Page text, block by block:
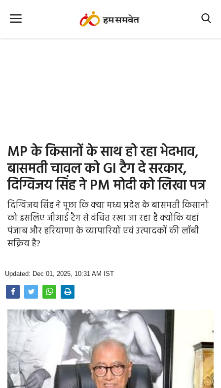
Office Office
Political Gossips
Farm & Food
Opinion
Photo Gallery
Home
MP के किसानों के साथ हो रहा भेदभाव,
बासमती चावल को GI टैग दे सरकार,
दिग्विजय सिंह ने PM मोदी को लिखा पत्र
दिग्विजय सिंह ने पूछा कि क्या मध्य प्रदेश के बासमती किसानों
को इसलिए जीआई टैग से वंचित रखा जा रहा है क्योंकि यहां
पंजाब और हरियाणा के व्यापारियों एवं उत्पादकों की लॉबी
सक्रिय है?
Updated: Dec 01, 2025, 10:31 AM IST